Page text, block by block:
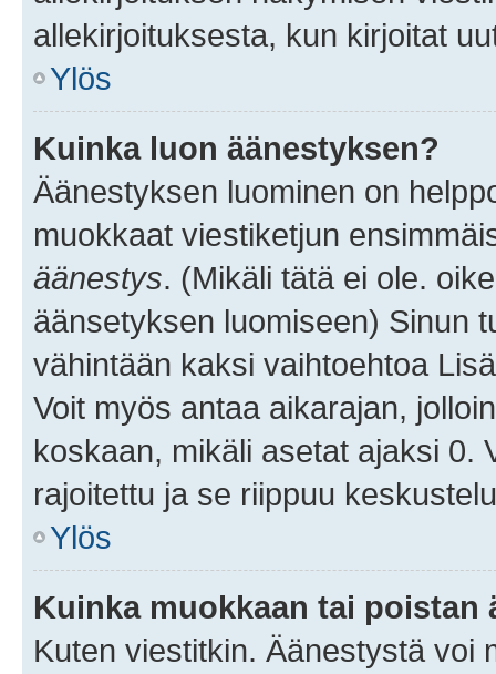
allekirjoituksesta, kun kirjoitat
Ylös
Kuinka luon äänestyksen?
Äänestyksen luominen on
muokkaat viestiketjun
äänestys. (Mikäli tätä ei ole.
äänsetyksen luomiseen) Sinun
vähintään kaksi vaihtoehtoa
Voit myös antaa aikarajan,
koskaan, mikäli asetat ajaksi 0.
rajoitettu ja se riippuu
Ylös
Kuinka muokkaan tai poistan
Kuten viestitkin. Äänestystä voi